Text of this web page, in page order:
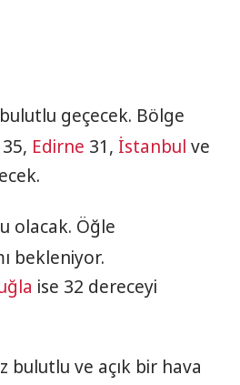
geçecek. Bölge
35, Edirne 31, İstanbul ve
olacak. Öğle
bekleniyor.
ise 32 dereceyi
bulutlu ve açık bir hava